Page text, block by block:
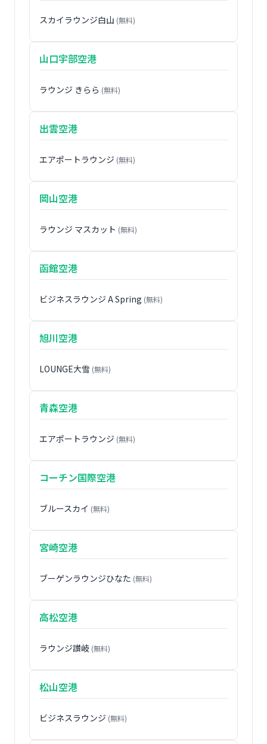
スカイラウンジ白山 (無料)
山口宇部空港
ラウンジ きらら (無料)
出雲空港
エアポートラウンジ (無料)
岡山空港
ラウンジ マスカット (無料)
函館空港
ビジネスラウンジ A Spring (無料)
旭川空港
LOUNGE大雪 (無料)
青森空港
エアポートラウンジ (無料)
コーチン国際空港
ブルースカイ (無料)
宮崎空港
ブーゲンラウンジひなた (無料)
高松空港
ラウンジ讃岐 (無料)
松山空港
ビジネスラウンジ (無料)